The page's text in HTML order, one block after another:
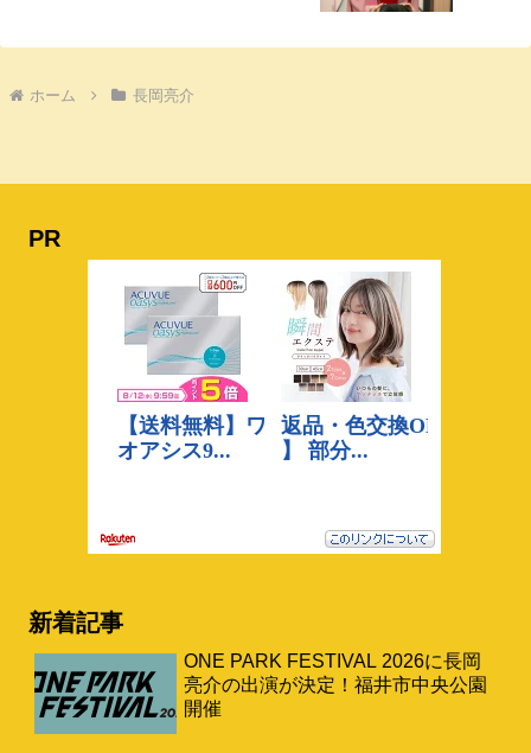
ホーム 長岡亮介
PR
新着記事
ONE PARK FESTIVAL 2026に長岡
亮介の出演が決定！福井市中央公園
開催